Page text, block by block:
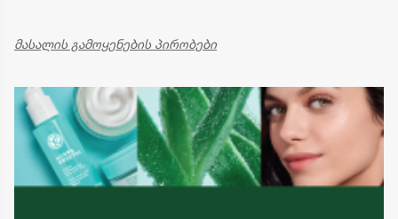
მასალის გამოყენების პირობები